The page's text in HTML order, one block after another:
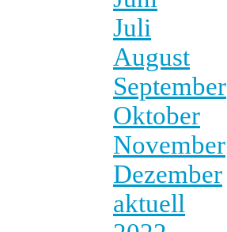
Juli
August
September
Oktober
November
Dezember
aktuell